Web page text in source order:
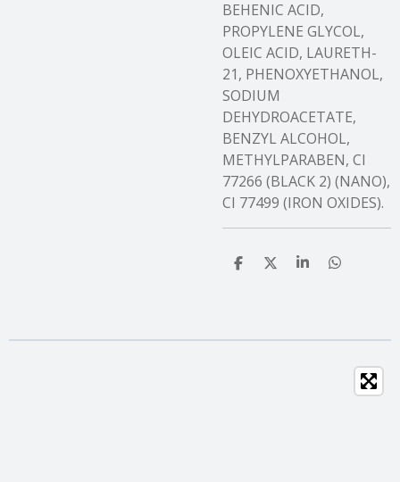
BEHENIC ACID,
PROPYLENE GLYCOL,
OLEIC ACID, LAURETH-
21, PHENOXYETHANOL,
SODIUM
DEHYDROACETATE,
BENZYL ALCOHOL,
METHYLPARABEN, CI
77266 (BLACK 2) (NANO),
CI 77499 (IRON OXIDES).
T
n
T
n
T
n
T
n